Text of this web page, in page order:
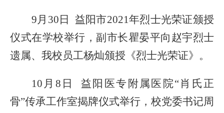
9月30日 益阳市2021年烈士光荣证颁授
仪式在学校举行，副市长瞿晏平向 赵宇烈士
遗属、我校员工杨灿颁授《烈士光荣证》。
10月8日 益阳医专附属医院“肖氏正
骨”传承工作室揭牌仪式举行，校党委书记周